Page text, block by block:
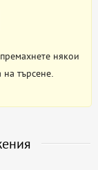
някои
търсене.